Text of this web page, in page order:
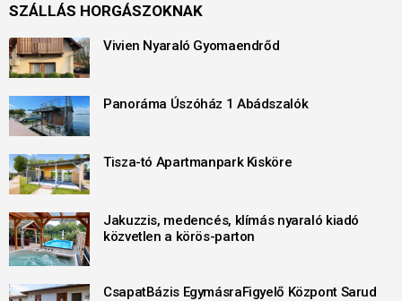
SZÁLLÁS HORGÁSZOKNAK
Vivien Nyaraló Gyomaendrőd
Panoráma Úszóház 1 Abádszalók
Tisza-tó Apartmanpark Kisköre
Jakuzzis, medencés, klímás nyaraló kiadó
közvetlen a körös-parton
CsapatBázis EgymásraFigyelő Központ Sarud